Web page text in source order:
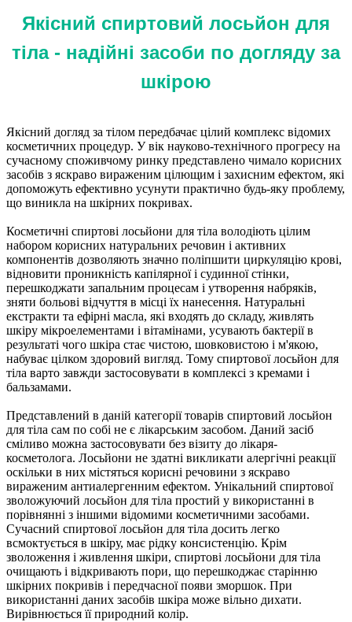
Якісний спиртовий лосьйон для
тіла - надійні засоби по догляду за
шкірою
Якісний догляд за тілом передбачає цілий комплекс відомих
косметичних процедур. У вік науково-технічного прогресу на
сучасному споживчому ринку представлено чимало корисних
засобів з яскраво вираженим цілющим і захисним ефектом, які
допоможуть ефективно усунути практично будь-яку проблему,
що виникла на шкірних покривах.
Косметичні спиртові лосьйони для тіла володіють цілим
набором корисних натуральних речовин і активних
компонентів дозволяють значно поліпшити циркуляцію крові,
відновити проникність капілярної і судинної стінки,
перешкоджати запальним процесам і утворення набряків,
зняти больові відчуття в місці їх нанесення. Натуральні
екстракти та ефірні масла, які входять до складу, живлять
шкіру мікроелементами і вітамінами, усувають бактерії в
результаті чого шкіра стає чистою, шовковистою і м'якою,
набуває цілком здоровий вигляд. Тому спиртової лосьйон для
тіла варто завжди застосовувати в комплексі з кремами і
бальзамами.
Представлений в даній категорії товарів спиртовий лосьйон
для тіла сам по собі не є лікарським засобом. Даний засіб
сміливо можна застосовувати без візиту до лікаря-
косметолога. Лосьйони не здатні викликати алергічні реакції
оскільки в них містяться корисні речовини з яскраво
вираженим антиалергенним ефектом. Унікальний спиртової
зволожуючий лосьйон для тіла простий у використанні в
порівнянні з іншими відомими косметичними засобами.
Сучасний спиртової лосьйон для тіла досить легко
всмоктується в шкіру, має рідку консистенцію. Крім
зволоження і живлення шкіри, спиртові лосьйони для тіла
очищають і відкривають пори, що перешкоджає старінню
шкірних покривів і передчасної появи зморшок. При
використанні даних засобів шкіра може вільно дихати.
Вирівнюється її природний колір.